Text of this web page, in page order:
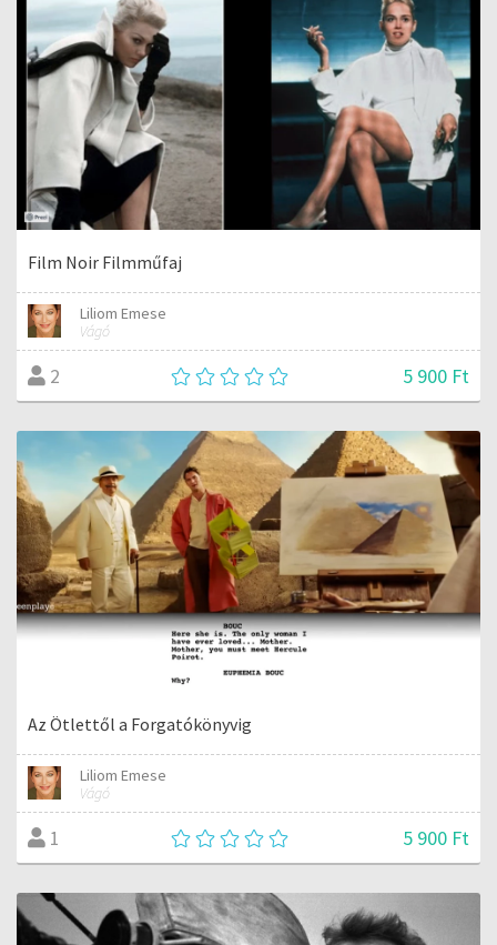
Film Noir Filmműfaj
Liliom Emese
Vágó
2 5 900 Ft
Az Ötlettől a Forgatókönyvig
Liliom Emese
Vágó
1 5 900 Ft